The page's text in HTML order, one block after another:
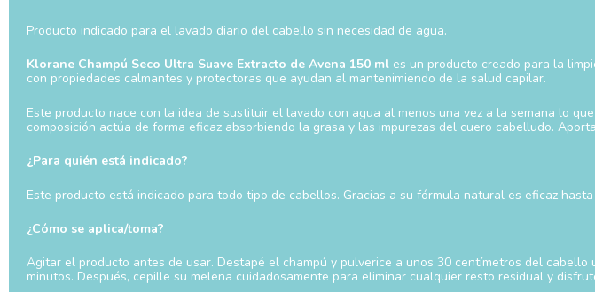
Producto indicado para el lavado diario del cabello sin necesidad de agua.
Klorane Champú Seco Ultra Suave Extracto de Avena 150 ml es un producto creado para la
con propiedades calmantes y protectoras que ayudan al mantenimiendo de la salud capilar.
Este producto nace con la idea de sustituir el lavado con agua al menos una vez a la semana lo
composición actúa de forma eficaz absorbiendo la grasa y las impurezas del cuero cabelludo.
¿Para quién está indicado?
Este producto está indicado para todo tipo de cabellos. Gracias a su fórmula natural es eficaz
¿Cómo se aplica/toma?
Agitar el producto antes de usar. Destapé el champú y pulverice a unos 30 centímetros del
minutos. Después, cepille su melena cuidadosamente para eliminar cualquier resto residual y